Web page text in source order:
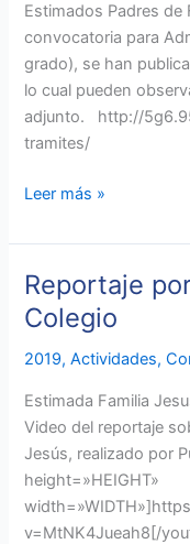
Estimados Padres de
convocatoria para
grado), se han
lo cual pueden
adjunto. http://
tramites/
(Inicial
4
años
y
1er
grado)
Leer más »
Reportaje
Colegio
2019,Actividades,
Estimada Familia
Video del reportaje
Jesús, realizado por
height=»HEIGHT»
v=MtNK4Jueah8[/
Reportaje
por
los
100